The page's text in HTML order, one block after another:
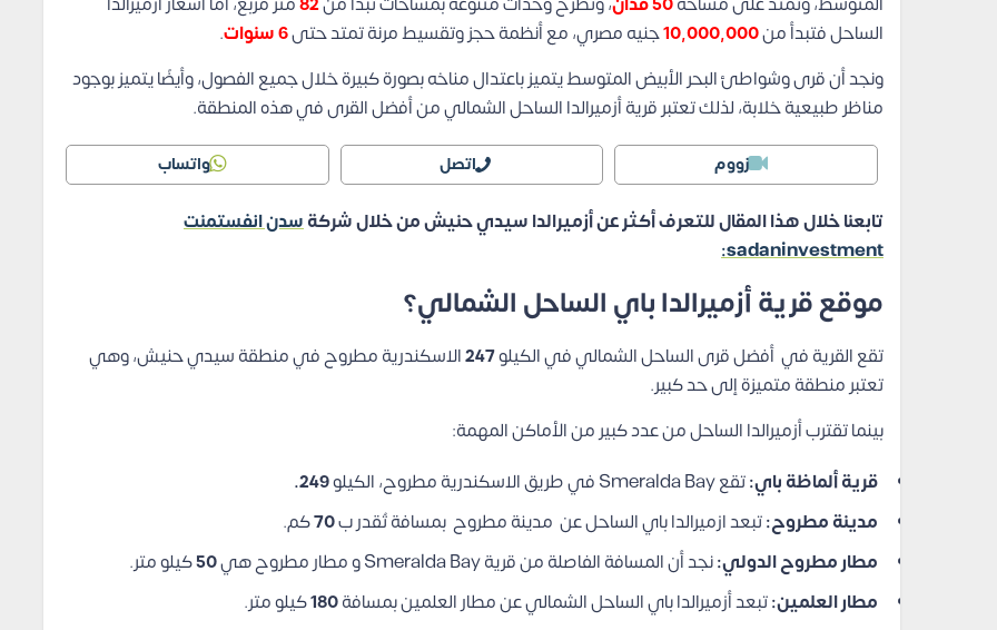
الساحل فتبدأ من10,000,000جنيه مصري، مع أنظمة حجز وتقسيط مرنة تمتد حتى6 سنوات
.
ونجد أن قرى وشواطئ البحر الأبيض المتوسط يتميز باعتدال مناخه بصورة كبيرة خلال جميع الفصول، وأيضًا يتميز بوجود
مناظر طبيعية خلابة، لذلك تعتبر قرية أزميرالدا الساحل الشمالي من أفضل القرى في هذه المنطقة.
زووم اتصل واتساب
تابعنا خلال هذا المقال للتعرف أكثر عن أزميرالدا سيدي حنيش من خلال شركةسدن انفستمنت
sadaninvestment:
موقع قرية أزميرالدا باي الساحل الشمالي؟
تقع القرية في أفضل قرى الساحل الشمالي في الكيلو247الاسكندرية مطروح في منطقة سيدي حنيش، وهي
تعتبر منطقة متميزة إلى حد كبير.
بينما تقترب أزميرالدا الساحل من عدد كبير من الأماكن المهمة:
قرية ألماظة باي:تقع Smeralda Bay في طريق الاسكندرية مطروح، الكيلو
249.
مدينة مطروح:تبعد ازميرالدا باي الساحل عن مدينة مطروح بمسافة تُقدر ب70كم.
مطار مطروح الدولي:نجد أن المسافة الفاصلة من قرية Smeralda Bay و مطار مطروح هي 50كيلو متر.
مطار العلمين:تبعد أزميرالدا باي الساحل الشمالي عن مطار العلمين بمسافة180كيلو متر.